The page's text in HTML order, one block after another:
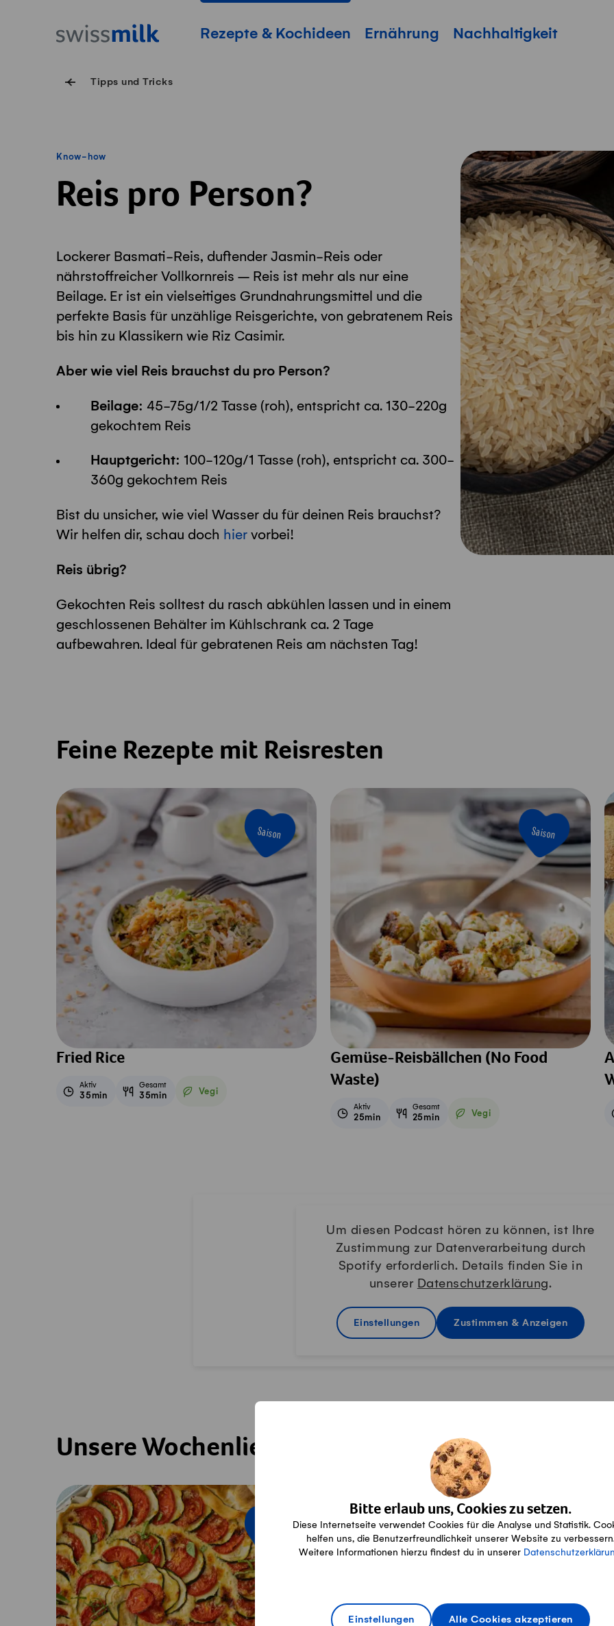
Bitte erlaub uns, Cookies zu setzen.
Diese Internetseite verwendet Cookies für die Analyse und Statistik.
helfen uns, die Benutzerfreundlichkeit unserer Website zu
Weitere Informationen hierzu findest du in unserer
Einstellungen Alle Cookies akzeptieren
StartseiteHauptnavigation
Rezepte & Kochideen Ernährung Nachhaltigkeit
Tipps und Tricks
Know-how
Reis pro Person?
Lockerer Basmati-Reis, duftender Jasmin-Reis oder
nährstoffreicher Vollkornreis – Reis ist mehr als nur eine
Beilage. Er ist ein vielseitiges Grundnahrungsmittel und die
perfekte Basis für unzählige Reisgerichte, von gebratenem Reis
bis hin zu Klassikern wie Riz Casimir.
Aber wie viel Reis brauchst du pro Person?
Beilage: 45-75g/1/2 Tasse (roh), entspricht ca. 130-220g
gekochtem Reis
Hauptgericht: 100-120g/1 Tasse (roh), entspricht ca. 300-
360g gekochtem Reis
Bist du unsicher, wie viel Wasser du für deinen Reis brauchst?
Wir helfen dir, schau doch hier vorbei!
Reis übrig?
Gekochten Reis solltest du rasch abkühlen lassen und in einem
geschlossenen Behälter im Kühlschrank ca. 2 Tage
aufbewahren. Ideal für gebratenen Reis am nächsten Tag!
Feine Rezepte mit Reisresten
Saison
Fried Rice
Aktiv
35min
Gesamt
35min Vegi
Vegetarisch
Saison
Gemüse-Reisbällchen (No Food
Waste)
Aktiv
25min
Gesamt
25min Vegi
Vegetarisch
Um diesen Podcast hören zu können, ist Ihre
Zustimmung zur Datenverarbeitung durch
Spotify erforderlich. Details finden Sie in
unserer Datenschutzerklärung.
Einstellungen Zustimmen & Anzeigen
Unsere Wochenlieblinge
Saison